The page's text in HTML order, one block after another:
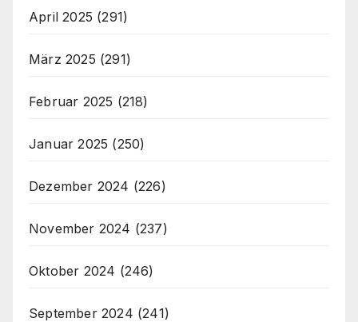
April 2025 (291)
März 2025 (291)
Februar 2025 (218)
Januar 2025 (250)
Dezember 2024 (226)
November 2024 (237)
Oktober 2024 (246)
September 2024 (241)